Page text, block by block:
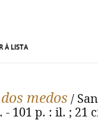
À LISTA
medos /
- 101 p. : il. ; 21